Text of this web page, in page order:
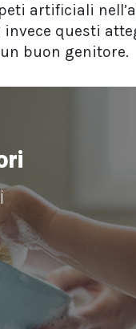
artificiali
questi
buon genitore.